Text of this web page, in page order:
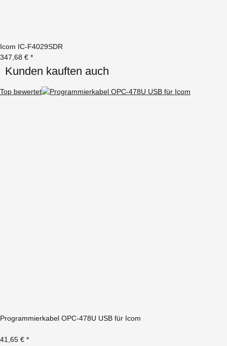
Icom IC-F4029SDR
347,68 € *
Kunden kauften auch
Top bewertet
Programmierkabel OPC-478U USB für Icom
41,65 € *